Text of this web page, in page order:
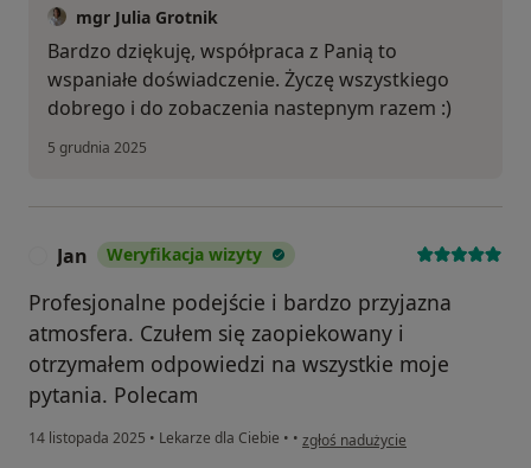
mgr Julia Grotnik
Bardzo dziękuję, współpraca z Panią to
wspaniałe doświadczenie. Życzę wszystkiego
dobrego i do zobaczenia nastepnym razem :)
5 grudnia 2025
Jan Weryfikacja wizyty
Profesjonalne podejście i bardzo przyjazna
atmosfera. Czułem się zaopiekowany i
otrzymałem odpowiedzi na wszystkie moje
pytania. Polecam
14 listopada 2025 • Lekarze dla Ciebie • • w opinii użytkownika Jan
zgłoś nadużycie